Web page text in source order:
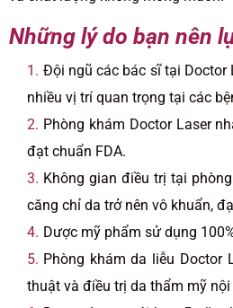
Những lý do bạn nên
Đội ngũ các bác sĩ tại
nhiều vị trí quan trọng tại các
Phòng khám Doctor Laser
đạt chuẩn FDA.
Không gian điều trị tại
căng chỉ da trở nên vô khuẩn,
Dược mỹ phẩm sử dụng
Phòng khám da liễu Doctor
thuật và điều trị da thẩm mỹ nội